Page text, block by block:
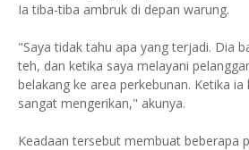
Ia tiba-tiba ambruk di depan warung.
"Saya tidak tahu apa yang terjadi. Dia
teh, dan ketika saya melayani
belakang ke area perkebunan. Ketika
sangat mengerikan," akunya.
Keadaan tersebut membuat beberapa